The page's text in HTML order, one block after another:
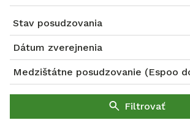
Stav posudzovania
Dátum zverejnenia
Medzištátne posudzovanie (Espoo
Filtrovať